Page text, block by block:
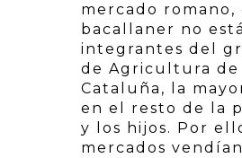
mercado
bacallaner no
integrantes del
de Agricultura de
Cataluña, la
en el resto de la
y los hijos. Por
mercados